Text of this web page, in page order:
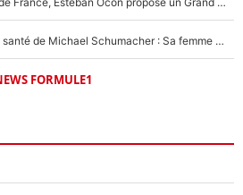
Nouvelle rumeur autour de la santé de Michael Schumacher : Sa femme Corinna sort du silence
FORMULE1